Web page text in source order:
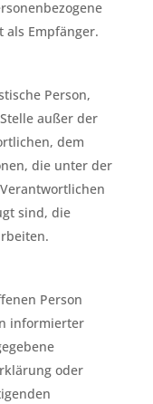
als Empfänger.
Person,
außer der
dem
die unter der
sind, die
Person
informierter
oder